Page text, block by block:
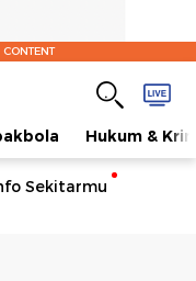
Hukum &
Sekitarmu